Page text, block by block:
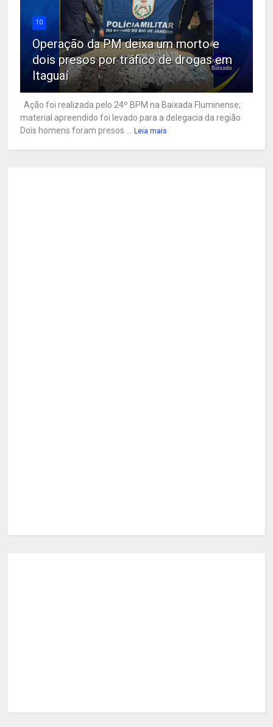
10
Operação da PM deixa um morto e
dois presos por tráfico de drogas em
Itaguaí
Ação foi realizada pelo 24º BPM na Baixada Fluminense;
material apreendido foi levado para a delegacia da região
Dois homens foram presos ...
Leia mais